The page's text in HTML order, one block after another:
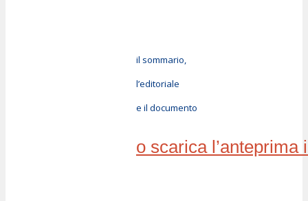
il sommario,
l’editoriale
e il documento
o scarica l’anteprima